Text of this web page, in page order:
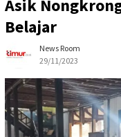
Asik
Belajar
News Room
29/11/2023